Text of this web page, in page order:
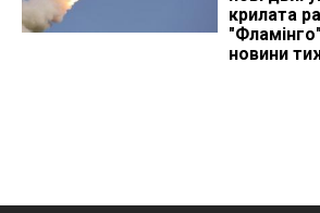
крилата
новини